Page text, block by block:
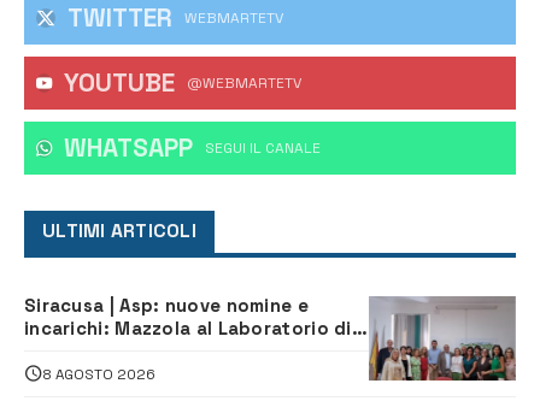
TWITTER WEBMARTETV
YOUTUBE @WEBMARTETV
WHATSAPP ‎SEGUI IL CANALE
ULTIMI ARTICOLI
Siracusa | Asp: nuove nomine e
incarichi: Mazzola al Laboratorio di
Servizio Legale
8 AGOSTO 2026